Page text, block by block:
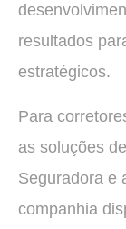
resultados
estratégicos.
Para
as soluções
Seguradora e
companhia